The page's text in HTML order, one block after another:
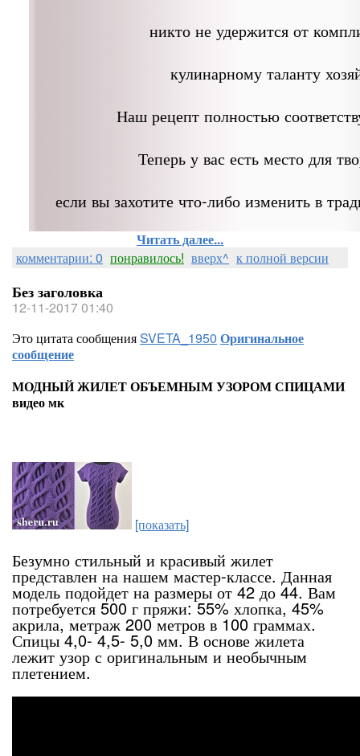
никто не удержится от
кулинарному таланту
Наш рецепт полностью
Теперь у вас есть место для
если вы захотите что-либо изменить в
Читать далее...
комментарии: 0 понравилось! вверх^ к полной версии
Без заголовка
12-11-2017 01:40
Это цитата сообщенияSVETA_1950 Оригинальное
сообщение
МОДНЫЙ ЖИЛЕТ ОБЪЕМНЫМ УЗОРОМ СПИЦАМИ
видео мк
[показать]
Безумно стильный и красивый жилет
представлен на нашем мастер-классе. Данная
модель подойдет на размеры от 42 до 44. Вам
потребуется 500 г пряжи: 55% хлопка, 45%
акрила, метраж 200 метров в 100 граммах.
Спицы 4,0- 4,5- 5,0 мм. В основе жилета
лежит узор с оригинальным и необычным
плетением.